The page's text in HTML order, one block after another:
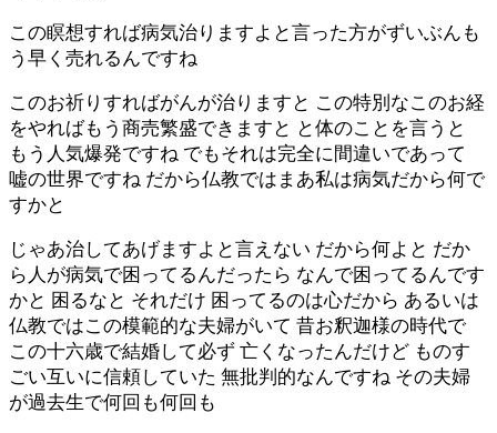
この瞑想すれば病気治りますよと言った方がずいぶんも
う早く売れるんですね
このお祈りすればがんが治りますと この特別なこのお経
をやればもう商売繁盛できますと と体のことを言うと
もう人気爆発ですね でもそれは完全に間違いであって
嘘の世界ですね だから仏教ではまあ私は病気だから何で
すかと
じゃあ治してあげますよと言えない だから何よと だか
ら人が病気で困ってるんだったら なんで困ってるんです
かと 困るなと それだけ 困ってるのは心だから あるいは
仏教ではこの模範的な夫婦がいて 昔お釈迦様の時代で
この十六歳で結婚して必ず 亡くなったんだけど ものす
ごい互いに信頼していた 無批判的なんですね その夫婦
が過去生で何回も何回も